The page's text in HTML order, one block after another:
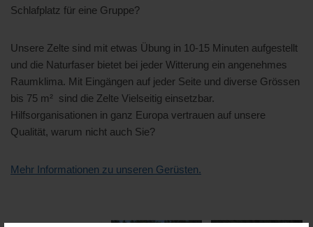
Schlafplatz für eine Gruppe?
Unsere Zelte sind mit etwas Übung in 10-15 Minuten aufgestellt
und die Naturfaser bietet bei jeder Witterung ein angenehmes
Raumklima. Mit Eingängen auf jeder Seite und diverse Grössen
bis 75 m² sind die Zelte Vielseitig einsetzbar.
Hilfsorganisationen in ganz Europa vertrauen auf unsere
Qualität, warum nicht auch Sie?
Mehr Informationen zu unseren Gerüsten.